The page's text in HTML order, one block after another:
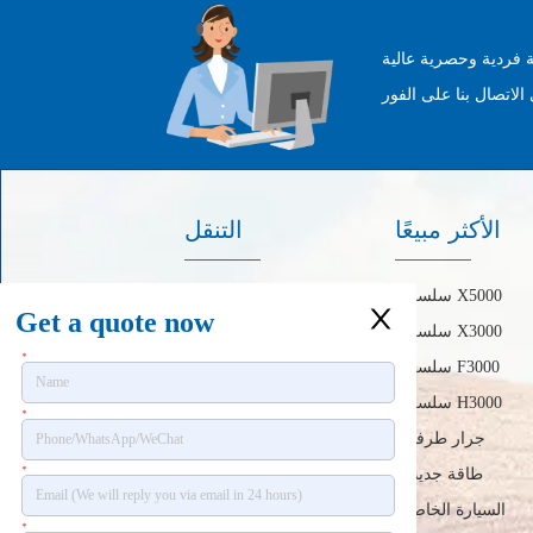
Get a quote now
*
*
*
*
فردية وحصرية عالية
التنقل
حول
منتجات
أخبار
الأكثر مبيعًا
سلسلة X5000
سلسلة X3000
سلسلة F3000
سلسلة H3000
جرار طرفية
طاقة جديدة
السيارة الخاصة